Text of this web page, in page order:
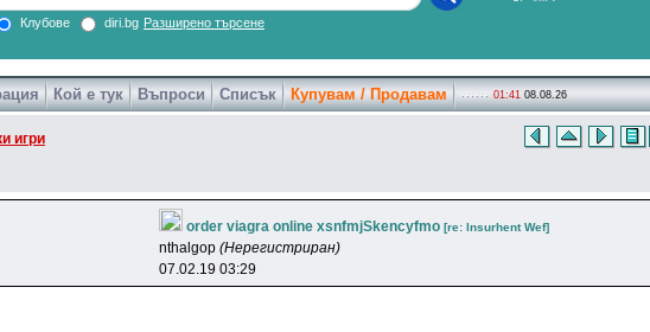
Клубове diri.bg Разширено търсене
Кой е тук Въпроси Списък Купувам / Продавам 01:41 08.08.26
игри
order viagra online xsnfmjSkencyfmo [re: lnsurhent Wef]
nthalgop (Нерегистриран)
07.02.19 03:29